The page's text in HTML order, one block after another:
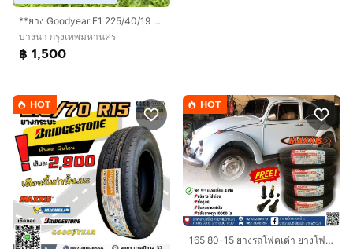
**ยาง Goodyear F1 225/40/19 ปี22 คู่ 1500 บาท !!
บางนา กรุงเทพมหานคร
฿ 1,500
HOT HOT
165 80-15 ยางรถโฟคเต่า ยางโฟค ปีใหม่ๆ ราคาถูก ราชาแม็ก ลาดพร้าว